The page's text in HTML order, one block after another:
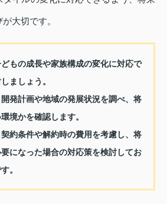
大切です。
もの成長や家族構成の変化に対応で
ましょう。
開発計画や地域の発展状況を調べ、将
境かを確認します。
契約条件や解約時の費用を考慮し、将
になった場合の対応策を検討してお
。